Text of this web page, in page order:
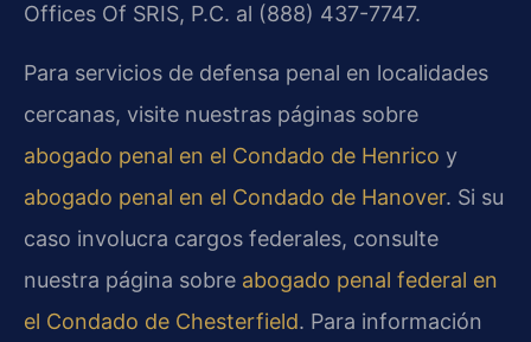
Offices Of SRIS, P.C. al (888) 437-7747.
Para servicios de defensa penal en localidades
cercanas, visite nuestras páginas sobre
abogado penal en el Condado de Henrico y
abogado penal en el Condado de Hanover. Si su
caso involucra cargos federales, consulte
nuestra página sobre abogado penal federal en
el Condado de Chesterfield. Para información